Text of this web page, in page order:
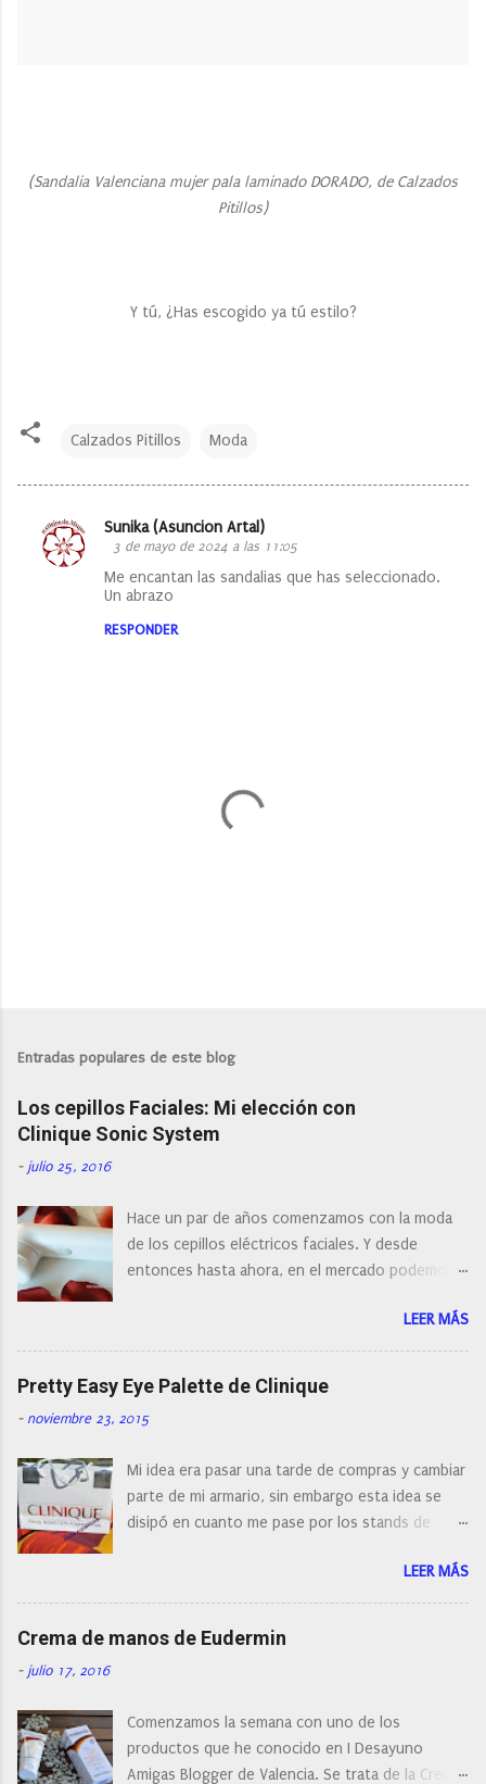
(Sandalia Valenciana mujer pala laminado DORADO, de Calzados
Pitillos)
Y tú, ¿Has escogido ya tú estilo?
Calzados Pitillos Moda
C
Sunika (Asuncion Artal)
3 de mayo de 2024 a las 11:05
Me encantan las sandalias que has seleccionado.
Un abrazo
RESPONDER
l
a
r
u
n
o
m
e
n
t
a
o
Entradas populares de este blog
Los cepillos Faciales: Mi elección con
Clinique Sonic System
- julio 25, 2016
Hace un par de años comenzamos con la moda
de los cepillos eléctricos faciales. Y desde
entonces hasta ahora, en el mercado podemos
con diferentes características, a pilas, a batería,
cepillos de rotación o de oscilación... y
naturalmente de todos los precios. Existe en la
actualidad tal variedad, que antes de hacer la
compra debemos de hacernos unas preguntas:
post os voy a dar mi opinión de porque elegí mi
cepillo facial de Clinique
LEER MÁS
Pretty Easy Eye Palette de Clinique
- noviembre 23, 2015
Mi idea era pasar una tarde de compras y cambiar
parte de mi armario, sin embargo esta idea se
disipó en cuanto me pase por los stands de
resistirse a esta paleta de colores de Clinique.
LEER MÁS
Crema de manos de Eudermin
- julio 17, 2016
Comenzamos la semana con uno de los
productos que he conocido en I Desayuno
Amigas Blogger de Valencia. Se trata de la Crema